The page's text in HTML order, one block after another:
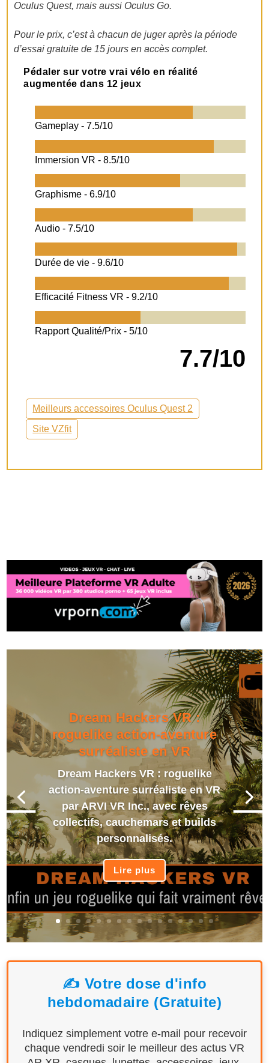
Oculus Quest, mais aussi Oculus Go.
Pour le prix, c’est à chacun de juger après la période
d’essai gratuite de 15 jours en accès complet.
Pédaler sur votre vrai vélo en réalité
augmentée dans 12 jeux
Gameplay -7.5/10
Immersion VR -8.5/10
Graphisme -6.9/10
Audio -7.5/10
Durée de vie -9.6/10
Efficacité Fitness VR -9.2/10
Rapport Qualité/Prix -5/10
7.7/10
Meilleurs accessoires Oculus Quest 2
Site VZfit
Dream Hackers VR :
roguelike action-aventure
surréaliste en VR
Dream Hackers VR : roguelike
action-aventure surréaliste en VR
par ARVI VR Inc., avec rêves
collectifs, cauchemars et builds
personnalisés.
Lire plus
✍️ Votre dose d'info
hebdomadaire (Gratuite)
Indiquez simplement votre e-mail pour recevoir
chaque vendredi soir le meilleur des actus VR